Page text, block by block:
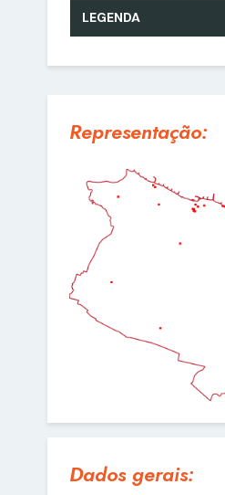
Representação:
Dados gerais: